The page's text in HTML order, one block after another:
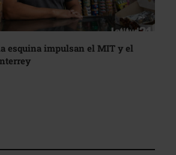
esquina impulsan el MIT y el